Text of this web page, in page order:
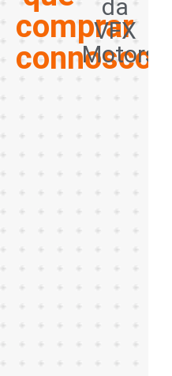
comprar
connosco?
da
VFX
Motors